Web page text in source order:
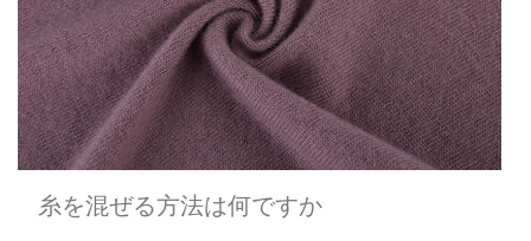
糸を混ぜる方法は何ですか